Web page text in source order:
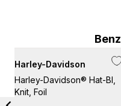
Harley-Davidson
Harley-Davidson® Hat-Bl,
Knit, Foil